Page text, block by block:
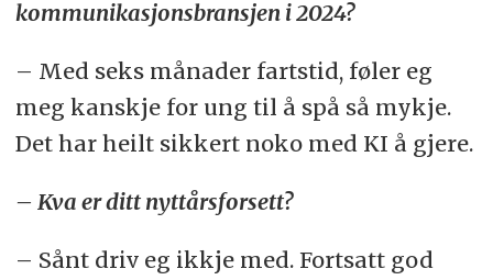
kommunikasjonsbransjen i 2024?
– Med seks månader fartstid, føler eg
meg kanskje for ung til å spå så mykje.
Det har heilt sikkert noko med KI å gjere.
– Kva er ditt nyttårsforsett?
– Sånt driv eg ikkje med. Fortsatt god